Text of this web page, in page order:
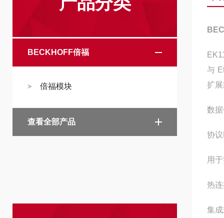
BECKHOFF倍福
倍福模块
查看全部产品
与
扩
数
协议
用
热
集